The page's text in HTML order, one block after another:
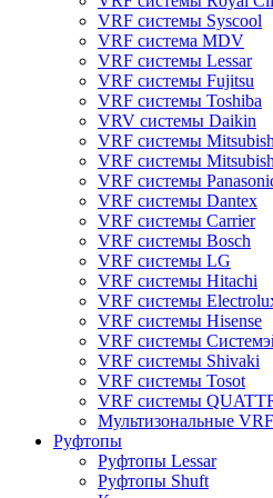
VRF системы Syscool
VRF система MDV
VRF системы Lessar
VRF системы Fujitsu
VRF системы Toshiba
VRV системы Daikin
VRF системы
VRF системы
VRF системы
VRF системы Dantex
VRF системы Carrier
VRF системы Bosch
VRF системы LG
VRF системы Hitachi
VRF системы
VRF системы Hisense
VRF системы
VRF системы Shivaki
VRF системы Tosot
VRF системы
Мультизональные
Руфтопы
Руфтопы Lessar
Руфтопы Shuft